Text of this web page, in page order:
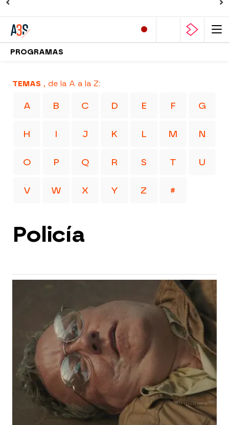
PROGRAMAS
TEMAS , de la A a la Z:
A B C D E F G
H I J K L M N
O P Q R S T U
V W X Y Z #
Policía